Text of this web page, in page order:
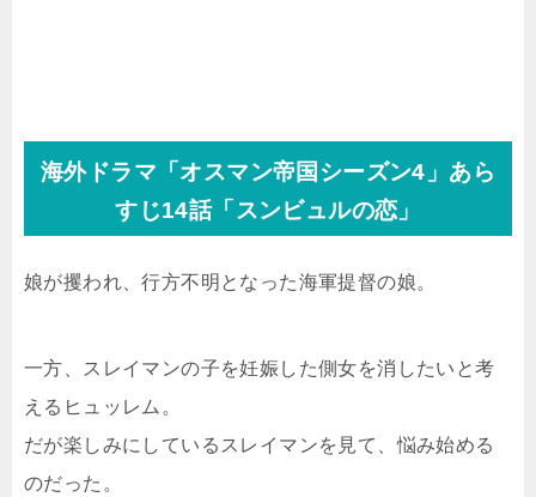
海外ドラマ「オスマン帝国シーズン4」あら
すじ14話「スンビュルの恋」
娘が攫われ、行方不明となった海軍提督の娘。
一方、スレイマンの子を妊娠した側女を消したいと考
えるヒュッレム。
だが楽しみにしているスレイマンを見て、悩み始める
のだった。